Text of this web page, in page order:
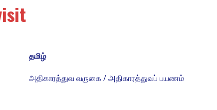
தமிழ்
அதிகாரத்துவ வருகை / அதிகாரத்துவப் பயணம்